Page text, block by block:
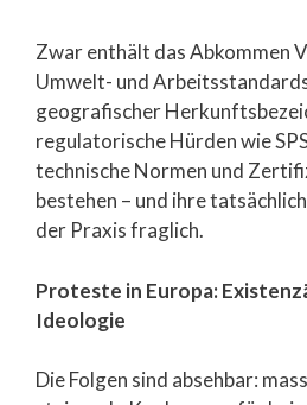
Zwar enthält das Abkommen
Umwelt- und
geografischer
regulatorische Hürden wie
technische Normen und
bestehen – und ihre
der Praxis fraglich.
Proteste in Europa:
Ideologie
Die Folgen sind absehbar: